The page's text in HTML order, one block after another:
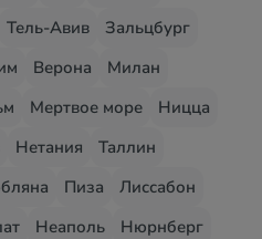
Тель-Авив
Зальцбург
Верона
Милан
Мертвое море
Ницца
Нетания
Таллин
Пиза
Лиссабон
Неаполь
Нюрнберг